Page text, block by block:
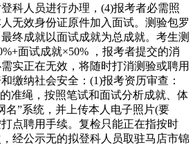
科人员进行办理，(4)报考者必需照
无效身份证原件加入面试。测验包罗
终成就以面试成就为总成就。考生测
面试成就×50% ，报考者提交的消
实正在无效，将随时打消测验或聘用
缴纳社会安全：(1)报考资历审查：
准绳，按照笔试和面试分析成就、体
名”系统，并上传本人电子照片(要
点聘用手续。复检只能正在指按时
经公示无的拟登科人员取驻马店市锦